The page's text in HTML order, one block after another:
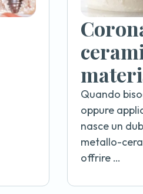
Quando
oppure
nasce un
metallo-
offrire …